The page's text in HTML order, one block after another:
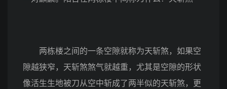
两栋楼之间的一条空隙就称为天斩煞，如果空
隙越狭窄，天斩煞煞气就越重，尤其是空隙的形状
像活生生地被刀从空中斩成了两半似的天斩煞，更